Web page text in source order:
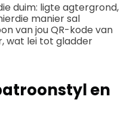
duim: ligte agtergrond,
manier sal
van jou QR-kode van
wat lei tot gladder
en